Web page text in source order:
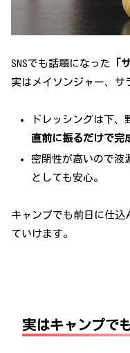
SNSでも話題になった
「
実はメイソンジャー、サ
ドレッシングは下、
直前に振るだけで完
密閉性が高いので液
としても安心。
キャンプでも前日に仕込
ていけます。
実はキャンプで